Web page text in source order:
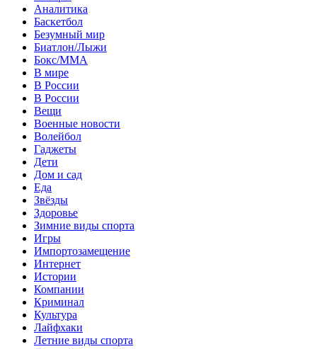
Аналитика
Баскетбол
Безумный мир
Биатлон/Лыжи
Бокс/MMA
В мире
В России
В России
Вещи
Военные новости
Волейбол
Гаджеты
Дети
Дом и сад
Еда
Звёзды
Здоровье
Зимние виды спорта
Игры
Импортозамещение
Интернет
Истории
Компании
Криминал
Культура
Лайфхаки
Летние виды спорта